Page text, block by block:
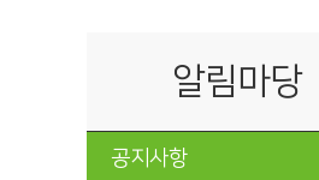
알림마당
공지사항